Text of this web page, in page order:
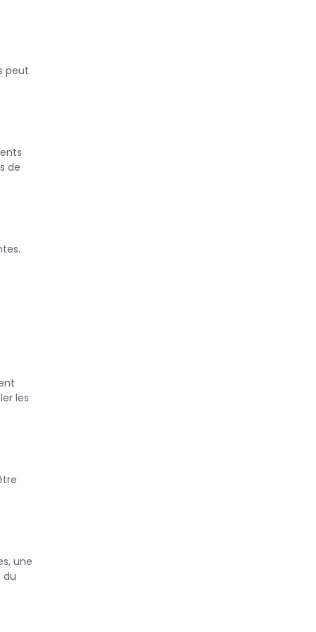
peut
de
les
une
du